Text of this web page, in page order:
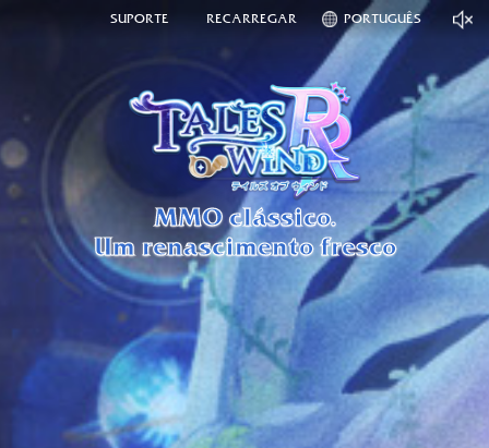
SUPORTE RECARREGAR PORTUGUÊS
MMO clássico.
Um renascimento fresco